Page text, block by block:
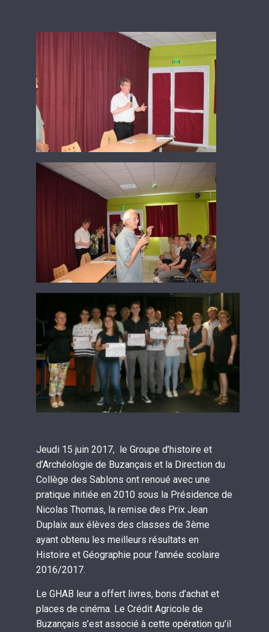
Jeudi 15 juin 2017, le Groupe d’histoire et
d’Archéologie de Buzançais et la Direction du
Collège des Sablons ont renoué avec une
pratique initiée en 2010 sous la Présidence de
Nicolas Thomas, la remise des Prix Jean
Duplaix aux élèves des classes de 3ème
ayant obtenu les meilleurs résultats en
Histoire et Géographie pour l’année scolaire
2016/2017.
Le GHAB leur a offert livres, bons d’achat et
places de cinéma. Le Crédit Agricole de
Buzançais s’est associé à cette opération qu’il